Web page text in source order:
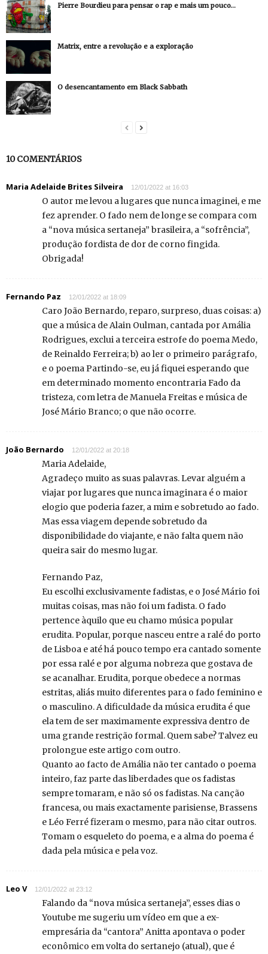
Pierre Bourdieu para pensar o rap e mais um pouco…
Matrix, entre a revolução e a exploração
O desencantamento em Black Sabbath
10 COMENTÁRIOS
Maria Adelaide Brites Silveira 12/01/2022 at 16:03
O autor me levou a lugares que nunca imaginei, e me
fez aprender. O fado nem de longe se compara com
a “nova música sertaneja” brasileira, a “sofrência”,
produção fordista de dor de corno fingida.
Obrigada!
Fernando Paz 12/01/2022 at 18:09
Caro João Bernardo, reparo, surpreso, duas coisas: a)
que a música de Alain Oulman, cantada por Amália
Rodrigues, exclui a terceira estrofe do poema Medo,
de Reinaldo Ferreira; b) ao ler o primeiro parágrafo,
e o poema Partindo-se, eu já fiquei esperando que
em determinado momento encontraria Fado da
tristeza, com letra de Manuela Freitas e música de
José Mário Branco; o que não ocorre.
João Bernardo 12/01/2022 at 20:18
Maria Adelaide,
Agradeço muito as suas palavras. Levar alguém a
viajar por lugares que nunca imaginara é o maior
elogio que poderia fazer, a mim e sobretudo ao fado.
Mas essa viagem depende sobretudo da
disponibilidade do viajante, e não falta quem não
queira sair do mesmo lugar.
Fernando Paz,
Eu escolhi exclusivamente fadistas, e o José Mário foi
muitas coisas, mas não foi um fadista. O fado
pertence àquilo que eu chamo música popular
erudita. Popular, porque nasceu entre a ralé do porto
de Lisboa e até há pouco tempo era cantado somente
por essa ralé e por alguma nobreza que gostava de
se acanalhar. Erudita, porque obedece a normas
estritas, aliás muito diferentes para o fado feminino e
o masculino. A dificuldade da música erudita é que
ela tem de ser maximamente expressiva dentro de
uma grande restrição formal. Quem sabe? Talvez eu
prolongue este artigo com outro.
Quanto ao facto de Amália não ter cantado o poema
inteiro, faz parte das liberdades que os fadistas
sempre tomaram, e não só os fadistas. Na canção
francesa, ou mais exactamente parisiense, Brassens
e Léo Ferré fizeram o mesmo, para não citar outros.
Tomam o esqueleto do poema, e a alma do poema é
dada pela música e pela voz.
Leo V 12/01/2022 at 23:12
Falando da “nova música sertaneja”, esses dias o
Youtube me sugeriu um vídeo em que a ex-
empresária da “cantora” Anitta apontava o poder
econômico em volta do sertanejo (atual), que é